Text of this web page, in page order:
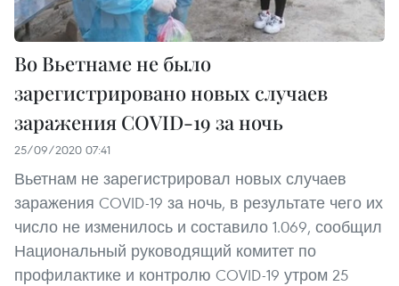
Во Вьетнаме не было
зарегистрировано новых случаев
заражения COVID-19 за ночь
25/09/2020 07:41
Вьетнам не зарегистрировал новых случаев
заражения COVID-19 за ночь, в результате чего их
число не изменилось и составило 1.069, сообщил
Национальный руководящий комитет по
профилактике и контролю COVID-19 утром 25